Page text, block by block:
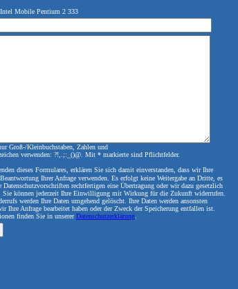
Intel Mobile Pentium 2 333
Groß-/Kleinbuchstaben, Zahlen und
verwenden: ?!,.;:_()@. Mit * markierte sind Pflichtfelder.
dieses Formulares, erklären Sie sich damit einverstanden, dass wir Ihre
Ihrer Anfrage verwenden. Es erfolgt keine Weitergabe an Dritte, es
Datenschutzvorschriften rechtfertigen eine Übertragung oder wir dazu gesetzlich
Sie können jederzeit Ihre Einwilligung mit Wirkung für die Zukunft widerrufen.
werden Ihre Daten umgehend gelöscht. Ihre Daten werden ansonsten
Ihre Anfrage bearbeitet haben oder der Zweck der Speicherung entfallen ist.
finden Sie in unsererDatenschutzerklärung